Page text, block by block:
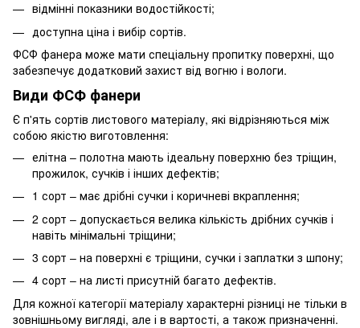
відмінні показники водостійкості;
доступна ціна і вибір сортів.
ФСФ фанера може мати спеціальну пропитку поверхні, що
забезпечує додатковий захист від вогню і вологи.
Види ФСФ фанери
Є п'ять сортів листового матеріалу, які відрізняються між
собою якістю виготовлення:
елітна – полотна мають ідеальну поверхню без тріщин,
прожилок, сучків і інших дефектів;
1 сорт – має дрібні сучки і коричневі вкраплення;
2 сорт – допускається велика кількість дрібних сучків і
навіть мінімальні тріщини;
3 сорт – на поверхні є тріщини, сучки і заплатки з шпону;
4 сорт – на листі присутній багато дефектів.
Для кожної категорії матеріалу характерні різниці не тільки в
зовнішньому вигляді, але і в вартості, а також призначенні.